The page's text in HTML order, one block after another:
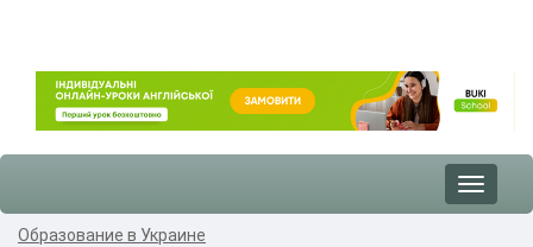
Toggle
Образование в Украине